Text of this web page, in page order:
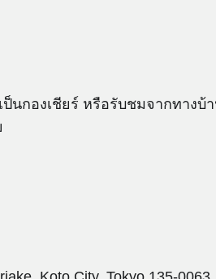
กองเชียร์ หรือรับชมจากทางบ้